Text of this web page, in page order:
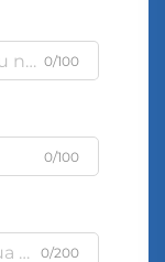
0/100
0/100
0/200